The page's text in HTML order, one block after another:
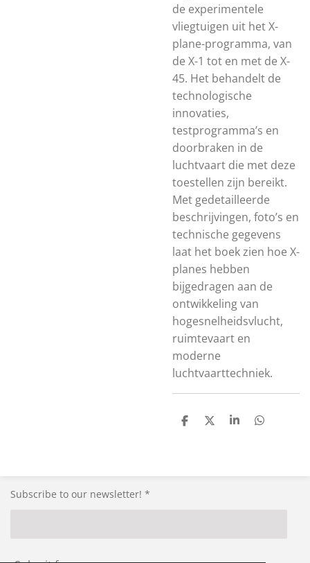
de experimentele
vliegtuigen uit het X-
plane-programma, van
de X-1 tot en met de X-
45. Het behandelt de
technologische
innovaties,
testprogramma’s en
doorbraken in de
luchtvaart die met deze
toestellen zijn bereikt.
Met gedetailleerde
beschrijvingen, foto’s en
technische gegevens
laat het boek zien hoe X-
planes hebben
bijgedragen aan de
ontwikkeling van
hogesnelheidsvlucht,
ruimtevaart en
moderne
luchtvaarttechniek.
S
S
S
S
Subscribe to our newsletter! *